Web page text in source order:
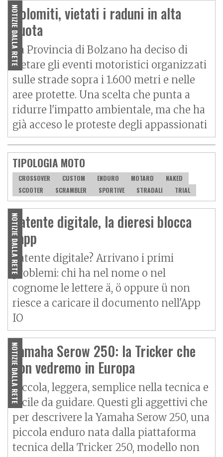
NOTIZIE DALLA RETE
Dolomiti, vietati i raduni in alta
quota
La Provincia di Bolzano ha deciso di
vietare gli eventi motoristici organizzati
sulle strade sopra i 1.600 metri e nelle
aree protette. Una scelta che punta a
ridurre l'impatto ambientale, ma che ha
già acceso le proteste degli appassionati
TIPOLOGIA MOTO
CROSSOVER CUSTOM ENDURO MOTARD
NAKED
SCOOTER
SCRAMBLER SPORTIVE STRADALI TRIAL
NOTIZIE DALLA RETE
Patente digitale, la dieresi blocca
l'app
Patente digitale? Arrivano i primi
problemi: chi ha nel nome o nel
cognome le lettere ä, ö oppure ü non
riesce a caricare il documento nell'App
IO
NOTIZIE DALLA RETE
Yamaha Serow 250: la Tricker che
non vedremo in Europa
Piccola, leggera, semplice nella tecnica e
facile da guidare. Questi gli aggettivi che
per descrivere la Yamaha Serow 250, una
piccola enduro nata dalla piattaforma
tecnica della Tricker 250, modello non